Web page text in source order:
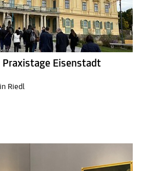
Praxistage Eisenstadt
Riedl